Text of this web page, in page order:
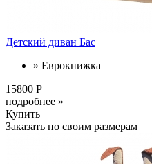
Детский диван Бас
» Еврокнижка
15800 Р
подробнее »
Купить
Заказать по своим размерам